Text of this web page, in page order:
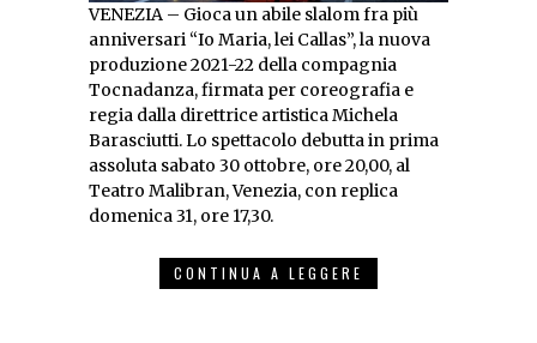
VENEZIA – Gioca un abile slalom fra più
anniversari “Io Maria, lei Callas”, la nuova
produzione 2021-22 della compagnia
Tocnadanza, firmata per coreografia e
regia dalla direttrice artistica Michela
Barasciutti. Lo spettacolo debutta in prima
assoluta sabato 30 ottobre, ore 20,00, al
Teatro Malibran, Venezia, con replica
domenica 31, ore 17,30.
CONTINUA A LEGGERE